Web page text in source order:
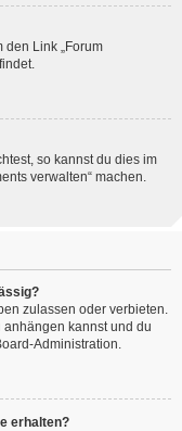
den Link „Forum
so kannst du dies im
verwalten“ machen.
zulassen oder verbieten.
kannst und du
Administration.
erhalten?